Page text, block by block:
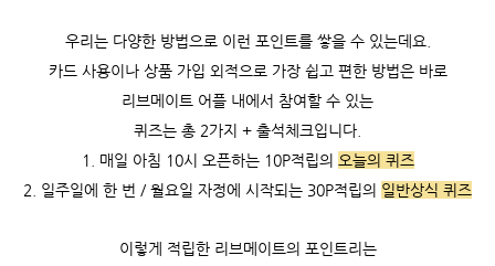
우리는 다양한 방법으로 이런 포인트를 쌓을 수 있는데요.
카드 사용이나 상품 가입 외적으로 가장 쉽고 편한 방법은 바로
리브메이트 어플 내에서 참여할 수 있는
퀴즈는 총 2가지 + 출석체크입니다.
1. 매일 아침 10시 오픈하는 10P적립의 오늘의 퀴즈
2. 일주일에 한 번 / 월요일 자정에 시작되는 30P적립의 일반상식 퀴즈
이렇게 적립한 리브메이트의 포인트리는